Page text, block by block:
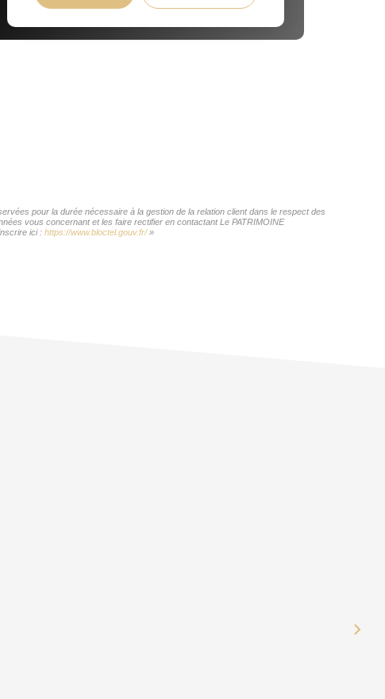
pour la durée nécessaire à la gestion de la relation client dans le respect des
vous concernant et les faire rectifier en contactant Le PATRIMOINE
ici : https://www.bloctel.gouv.fr/»